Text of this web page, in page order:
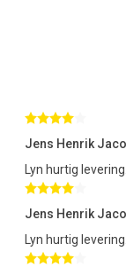
Jens Henrik
Lyn hurtig
Jens Henrik
Lyn hurtig